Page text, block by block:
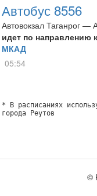
Автобус 8556
Автовокзал Таганрог —
идет по направлению
МКАД
05:54
* В расписаниях
города Реутов
©